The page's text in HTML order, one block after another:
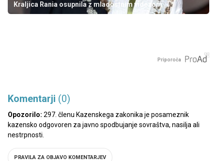
Kraljica Rania osupnila z mladostnim videzom
Priporoča
Komentarji (0)
Opozorilo: 297. členu Kazenskega zakonika je posameznik
kazensko odgovoren za javno spodbujanje sovraštva, nasilja ali
nestrpnosti.
PRAVILA ZA OBJAVO KOMENTARJEV